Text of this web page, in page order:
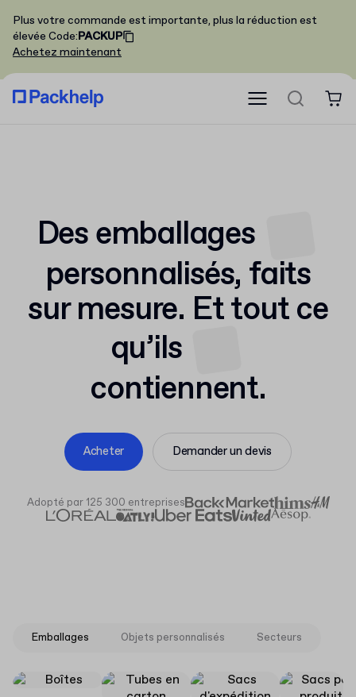
Plus votre commande est importante, plus la réduction est
élevée Code:PACKUP
Achetez maintenant
Des emballages
personnalisés, faits
sur mesure. Et tout ce
qu’ils
contiennent.
Acheter Demander un devis
Adopté par 125 300 entreprises
Emballages Objets personnalisés Secteurs